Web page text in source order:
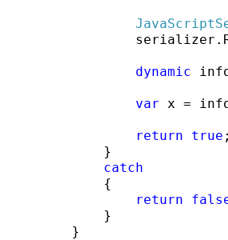
dynamic
var x =
return true ;
}
catch
{
return
}
}